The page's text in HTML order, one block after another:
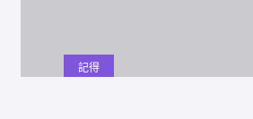
記得